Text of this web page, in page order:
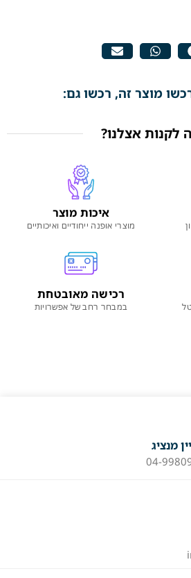
מוצר זה, רכשו גם:
לקנות אצלנו?
איכות מוצר
מוצרי אופנה ייחודיים ואיכותיים
רכישה מאובטחת
במבחר רחב של אפשרויות
מנציג